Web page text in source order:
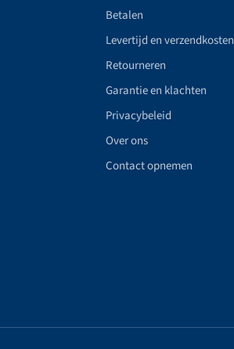
Betalen
Levertijd en verzendkosten
Retourneren
Garantie en klachten
Privacybeleid
Over ons
Contact opnemen